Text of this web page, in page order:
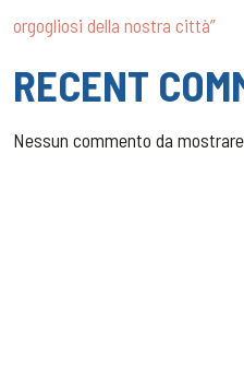
orgogliosi della nostra città”
RECENT
Nessun commento da